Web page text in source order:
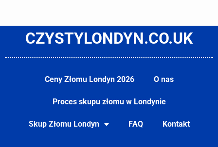
CZYSTYLONDYN.CO.UK
Ceny Złomu Londyn 2026 O nas
Proces skupu złomu w Londynie
Skup Złomu Londyn FAQ Kontakt